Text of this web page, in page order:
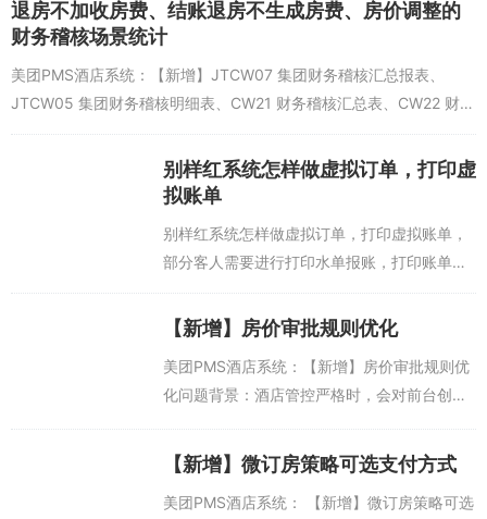
退房不加收房费、结账退房不生成房费、房价调整的
财务稽核场景统计
美团PMS酒店系统：【新增】JTCW07 集团财务稽核汇总报表、
JTCW05 集团财务稽核明细表、CW21 财务稽核汇总表、CW22 财务
稽核明细表：增加延迟退房不加收房费、结账退房不生成房费、房价
别样红系统怎样做虚拟订单，打印虚
拟账单
别样红系统怎样做虚拟订单，打印虚拟账单，
部分客人需要进行打印水单报账，打印账单时
剔除了一些个性化的需求，为了满足这一类特
殊客人的特殊需求，我们需要进行虚拟账单的
【新增】房价审批规则优化
美团PMS酒店系统：【新增】房价审批规则优
化问题背景：酒店管控严格时，会对前台创建
设定值时，需要做审批；现状：前台预订单
时，输入的自定义房价与下单房型的售卖价
做...
【新增】微订房策略可选支付方式
美团PMS酒店系统： 【新增】微订房策略可选